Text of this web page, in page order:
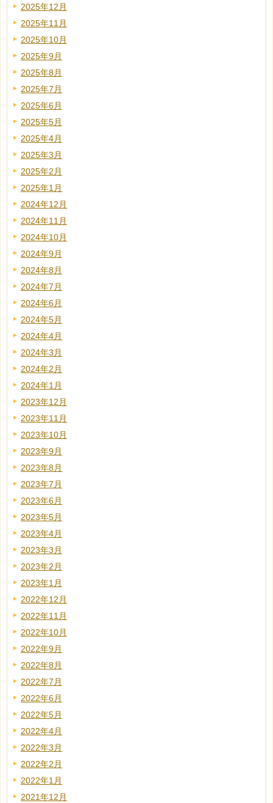
2025年12月
2025年11月
2025年10月
2025年9月
2025年8月
2025年7月
2025年6月
2025年5月
2025年4月
2025年3月
2025年2月
2025年1月
2024年12月
2024年11月
2024年10月
2024年9月
2024年8月
2024年7月
2024年6月
2024年5月
2024年4月
2024年3月
2024年2月
2024年1月
2023年12月
2023年11月
2023年10月
2023年9月
2023年8月
2023年7月
2023年6月
2023年5月
2023年4月
2023年3月
2023年2月
2023年1月
2022年12月
2022年11月
2022年10月
2022年9月
2022年8月
2022年7月
2022年6月
2022年5月
2022年4月
2022年3月
2022年2月
2022年1月
2021年12月